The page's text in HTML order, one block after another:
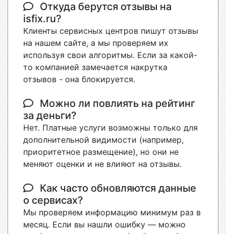
Откуда берутся отзывы на
isfix.ru?
Клиенты сервисных центров пишут отзывы
на нашем сайте, а мы проверяем их
используя свои алгоритмы. Если за какой-
то компанией замечается накрутка
отзывов - она блокируется.
Можно ли повлиять на рейтинг
за деньги?
Нет. Платные услуги возможны только для
дополнительной видимости (например,
приоритетное размещение), но они не
меняют оценки и не влияют на отзывы.
Как часто обновляются данные
о сервисах?
Мы проверяем информацию минимум раз в
месяц. Если вы нашли ошибку — можно